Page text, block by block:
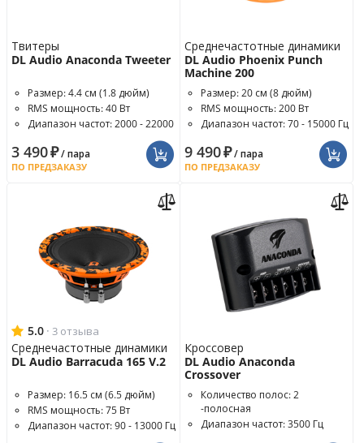
Твитеры
DL Audio Anaconda Tweeter
Размер: 4.4 см (1.8 дюйм)
RMS мощность: 40 Вт
Диапазон частот: 2000 - 22000
3 490₽/ пара
ПО ПРЕДЗАКАЗУ
Среднечастотные динамики
DL Audio Phoenix Punch
Machine 200
Размер: 20 см (8 дюйм)
RMS мощность: 200 Вт
Диапазон частот: 70 - 15000 Гц
9 490₽/ пара
ПО ПРЕДЗАКАЗУ
5.0 · 3 отзыва
Среднечастотные динамики
DL Audio Barracuda 165 V.2
Размер: 16.5 см (6.5 дюйм)
RMS мощность: 75 Вт
Диапазон частот: 90 - 13000 Гц
Кроссовер
DL Audio Anaconda
Crossover
Количество полос: 2
-полосная
Диапазон частот: 3500 Гц